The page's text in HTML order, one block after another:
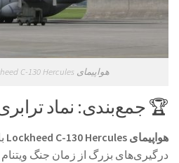
هواپیمای Lockheed C-130 Hercules ارتش آمریکا
🏆 جمع‌بندی: نماد
هواپیمای Lockheed C-130 Hercules
درگیری‌های بزرگ از زمان جنگ ویتنام